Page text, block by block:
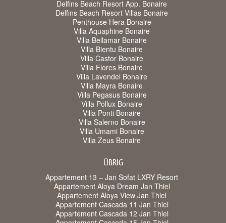
Delfins Beach Resort App. Bonaire
Delfins Beach Resort Villas Bonaire
Penthouse Hera Bonaire
Villa Aquaphine Bonaire
Villa Bellamar Bonaire
Villa Bientu Bonaire
Villa Castor Bonaire
Villa Flores Bonaire
Villa Lavendel Bonaire
Villa Mayra Bonaire
Villa Pegasus Bonaire
Villa Pollux Bonaire
Villa Ponti Bonaire
Villa Salerno Bonaire
Villa Umami Bonaire
Villa Zeus Bonaire
ÜBRIG
Appartement 13 – Jan Sofat LXRY Resort
Appartement Aloya Dream Jan Thiel
Appartement Aloya View Jan Thiel
Appartement Cascada 11 Jan Thiel
Appartement Cascada 12 Jan Thiel